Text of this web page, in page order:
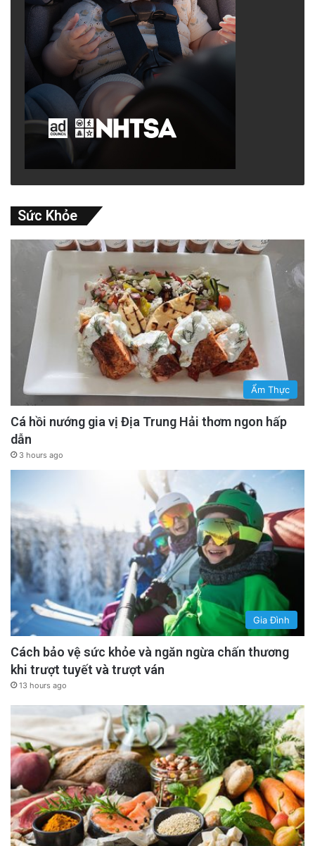
Sức Khỏe
Ẩm Thực
Cá hồi nướng gia vị Địa Trung Hải thơm ngon hấp
dẫn
3 hours ago
Gia Đình
Cách bảo vệ sức khỏe và ngăn ngừa chấn thương
khi trượt tuyết và trượt ván
13 hours ago